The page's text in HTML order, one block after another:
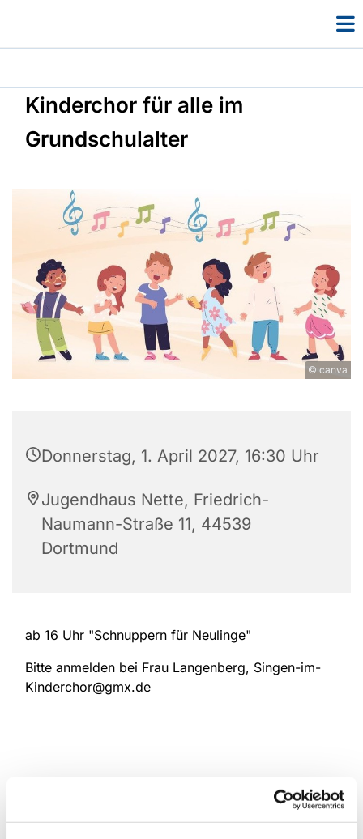
Kinderchor für alle im
Grundschulalter
© canva
Donnerstag, 1. April 2027, 16:30 Uhr
Jugendhaus Nette, Friedrich-
Naumann-Straße 11, 44539
Dortmund
ab 16 Uhr "Schnuppern für Neulinge"
Bitte anmelden bei Frau Langenberg, Singen-im-
Kinderchor@gmx.de